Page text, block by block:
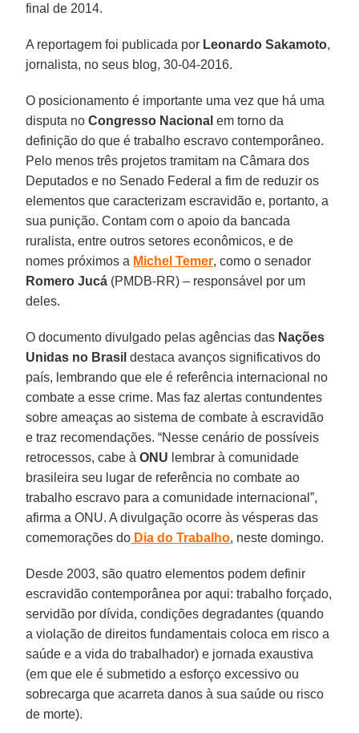
final de 2014.
A reportagem foi publicada por Leonardo Sakamoto,
jornalista, no seus blog, 30-04-2016.
O posicionamento é importante uma vez que há uma
disputa noCongresso Nacional em torno da
definição do que é trabalho escravo contemporâneo.
Pelo menos três projetos tramitam na Câmara dos
Deputados e no Senado Federal a fim de reduzir os
elementos que caracterizam escravidão e, portanto, a
sua punição. Contam com o apoio da bancada
ruralista, entre outros setores econômicos, e de
nomes próximos a Michel Temer, como o senador
Romero Jucá (PMDB-RR) – responsável por um
deles.
O documento divulgado pelas agências das Nações
Unidas no Brasil destaca avanços significativos do
país, lembrando que ele é referência internacional no
combate a esse crime. Mas faz alertas contundentes
sobre ameaças ao sistema de combate à escravidão
e traz recomendações. “Nesse cenário de possíveis
retrocessos, cabe àONU lembrar à comunidade
brasileira seu lugar de referência no combate ao
trabalho escravo para a comunidade internacional”,
afirma a ONU. A divulgação ocorre às vésperas das
comemorações do Dia do Trabalho, neste domingo.
Desde 2003, são quatro elementos podem definir
escravidão contemporânea por aqui: trabalho forçado,
servidão por dívida, condições degradantes (quando
a violação de direitos fundamentais coloca em risco a
saúde e a vida do trabalhador) e jornada exaustiva
(em que ele é submetido a esforço excessivo ou
sobrecarga que acarreta danos à sua saúde ou risco
de morte).